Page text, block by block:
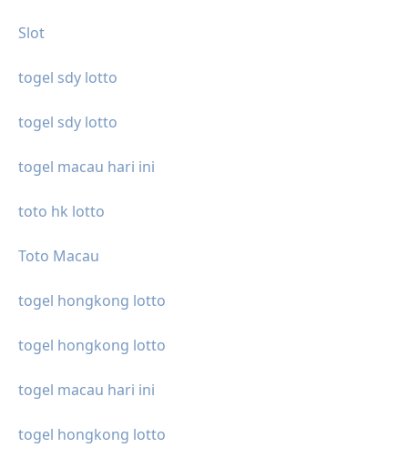
Slot
togel sdy lotto
togel sdy lotto
togel macau hari ini
toto hk lotto
Toto Macau
togel hongkong lotto
togel hongkong lotto
togel macau hari ini
togel hongkong lotto